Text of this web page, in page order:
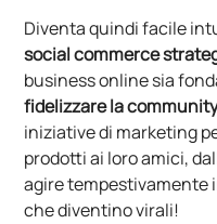
Diventa quindi facile
social commerce
business online sia
fidelizzare la
iniziative di marketing
prodotti ai loro amici,
agire tempestivamente
che diventino virali!